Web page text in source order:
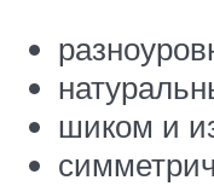
шиком и